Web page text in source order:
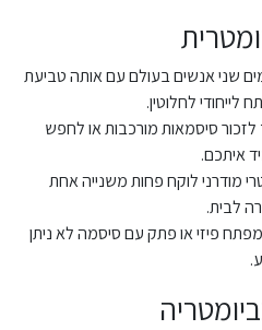
שני אנשים בעולם עם אותה טביעת
לחלוטין.
לזכור סיסמאות מורכבות או לחפש
איתכם.
מודרני לוקח פחות משנייה אחת
לבית.
פיזי או פתק עם סיסמה לא ניתן